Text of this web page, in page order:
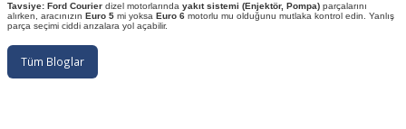
Tavsiye: Ford Courier dizel motorlarında yakıt sistemi (Enjektör, Pompa) parçalarını
alırken, aracınızın Euro 5 mi yoksa Euro 6 motorlu mu olduğunu mutlaka kontrol edin. Yanlış
parça seçimi ciddi arızalara yol açabilir.
Tüm Bloglar